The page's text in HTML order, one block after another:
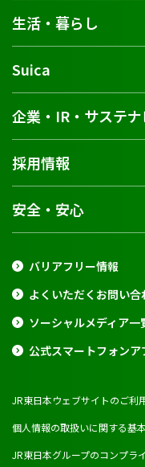
生活・暮らし
Suica
企業・IR・サステナ
採用情報
安全・安心
バリアフリー情報
よくいただくお問い合
ソーシャルメディア一
公式スマートフォンア
JR東日本ウェブサイトのご利
個人情報の取扱いに関する基
JR東日本グループのコンプラ